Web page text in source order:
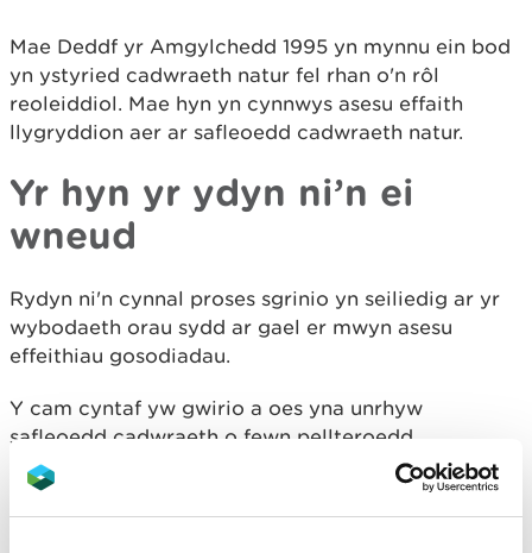
Mae Deddf yr Amgylchedd 1995 yn mynnu ein bod
yn ystyried cadwraeth natur fel rhan o'n rôl
reoleiddiol. Mae hyn yn cynnwys asesu effaith
llygryddion aer ar safleoedd cadwraeth natur.
Yr hyn yr ydyn ni’n ei
wneud
Rydyn ni'n cynnal proses sgrinio yn seiliedig ar yr
wybodaeth orau sydd ar gael er mwyn asesu
effeithiau gosodiadau.
Y cam cyntaf yw gwirio a oes yna unrhyw
safleoedd cadwraeth o fewn pellteroedd
penodedig i'r gosodiad. Caiff amcan o gyfraniad y
broses ac amcan o’r crynodiad amgylcheddol sy'n
deillio o osodiadau rheoleiddiedig eu cymharu